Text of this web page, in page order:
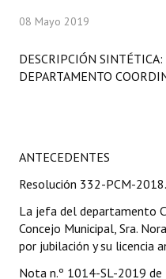
Comisiones Especiales
Concejales Mandato
Constitución Nacional
Constitución Provincial
Carta Orgánica 2007
Reglamento Interno
08 Mayo 2019
DESCRIPCIÓN SINTÉTICA:
DEPARTAMENTO
ANTECEDENTES
Resolución 332-PCM-2018.
La jefa del departamento
Concejo Municipal, Sra.
por jubilación y su licencia
Nota n.º 1014-SL-2019